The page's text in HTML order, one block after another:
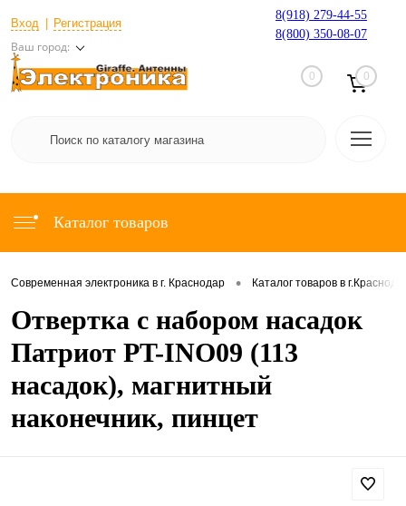
Вход Регистрация
Ваш город:
8(918) 279-44-55
8(800) 350-08-07
0 0
Каталог товаров
Современная электроника в г. Краснодар • Каталог товаров в
Отвертка с набором насадок
Патриот PT-INO09 (113
насадок), магнитный
наконечник, пинцет